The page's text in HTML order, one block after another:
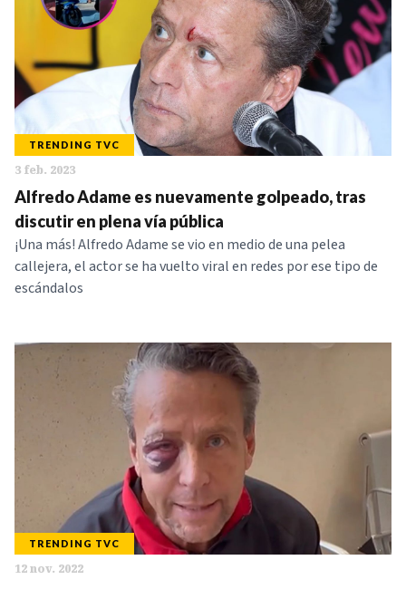
TRENDING TVC
3 feb. 2023
Alfredo Adame es nuevamente golpeado, tras
discutir en plena vía pública
¡Una más! Alfredo Adame se vio en medio de una pelea
callejera, el actor se ha vuelto viral en redes por ese tipo de
escándalos
TRENDING TVC
12 nov. 2022